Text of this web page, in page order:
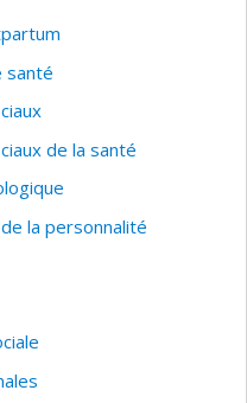
santé
de la santé
la personnalité